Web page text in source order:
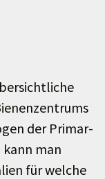
der Primar-
kann man
für welche